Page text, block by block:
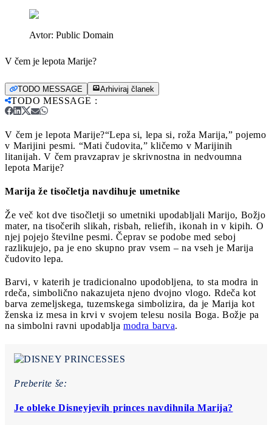
Avtor: Public Domain
V čem je lepota Marije?
TODO MESSAGE Arhiviraj članek
TODO MESSAGE :
V čem je lepota Marije?“Lepa si, lepa si, roža Marija,” pojemo
v Marijini pesmi. “Mati čudovita,” kličemo v Marijinih
litanijah. V čem pravzaprav je skrivnostna in nedvoumna
lepota Marije?
Marija že tisočletja navdihuje umetnike
Že več kot dve tisočletji so umetniki upodabljali Marijo, Božjo
mater, na tisočerih slikah, risbah, reliefih, ikonah in v kipih. O
njej pojejo številne pesmi. Čeprav se podobe med seboj
razlikujejo, pa je eno skupno prav vsem – na vseh je Marija
čudovito lepa.
Barvi, v katerih je tradicionalno upodobljena, to sta modra in
rdeča, simbolično nakazujeta njeno dvojno vlogo. Rdeča kot
barva zemeljskega, tuzemskega simbolizira, da je Marija kot
ženska iz mesa in krvi v svojem telesu nosila Boga. Božje pa
na simbolni ravni upodablja modra barva.
Preberite še:
Je obleke Disneyjevih princes navdihnila Marija?